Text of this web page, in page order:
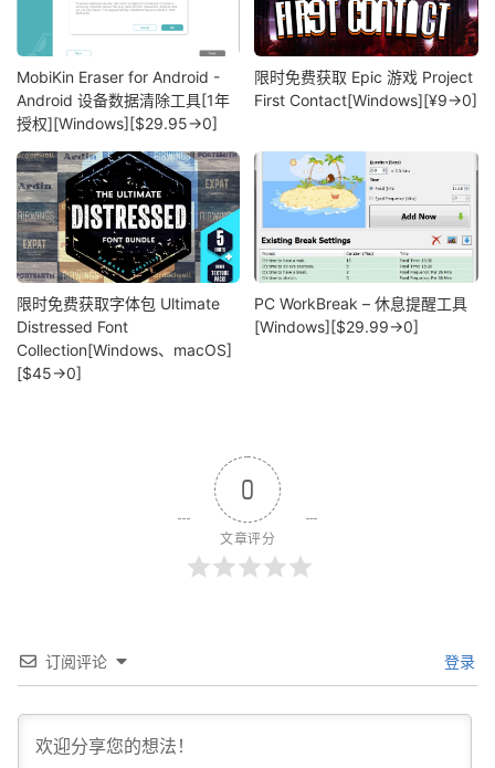
MobiKin Eraser for Android -
Android 设备数据清除工具[1年
授权][Windows][$29.95→0]
限时免费获取 Epic 游戏 Project
First Contact[Windows][¥9→0]
限时免费获取字体包 Ultimate
Distressed Font
Collection[Windows、macOS]
[$45→0]
PC WorkBreak – 休息提醒工具
[Windows][$29.99→0]
0
文章评分
订阅评论 登录